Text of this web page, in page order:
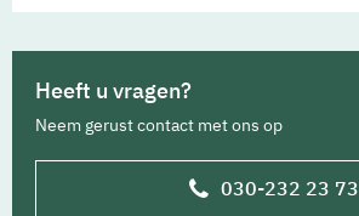
Heeft u vragen?
Neem gerust contact met ons op
030-232 23 73